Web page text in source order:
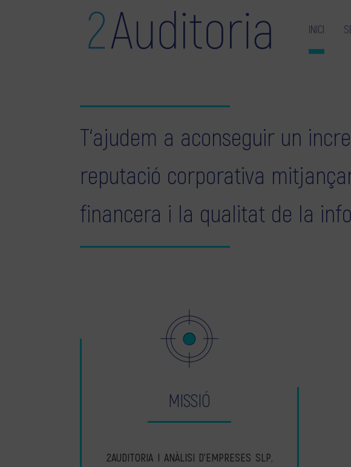
INICI
T‘ajudem a aconseguir un
reputació corporativa
financera i la qualitat de la
MISSIÓ
2AUDITORIA I ANÀLISI D’EMPRESES SLP,